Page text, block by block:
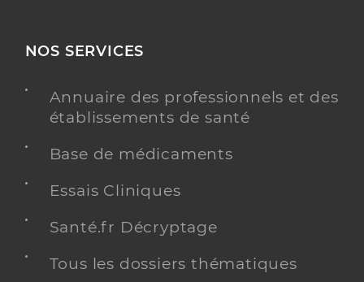
NOS SERVICES
Annuaire des professionnels et des
établissements de santé
Base de médicaments
Essais Cliniques
Santé.fr Décryptage
Tous les dossiers thématiques